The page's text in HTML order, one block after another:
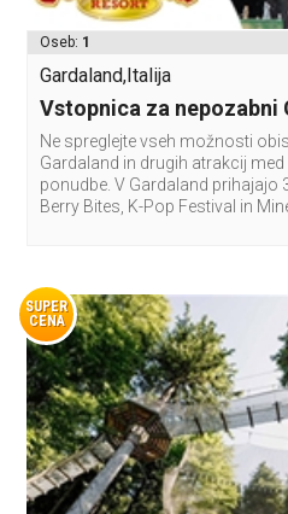
Oseb: 1
Gardaland,Italija
Vstopnica za nepozabni
Ne spreglejte vseh možnosti
Gardaland in drugih atrakcij
ponudbe. V Gardaland prihajajo
Berry Bites, K-Pop Festival in
SUPER
CENA